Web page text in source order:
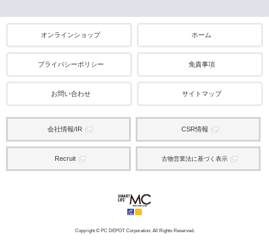
オンラインショップ ホーム
プライバシーポリシー 免責事項
お問い合わせ サイトマップ
会社情報/IR CSR情報
Recruit 古物営業法に基づく表示
Copyright © PC DEPOT Corporation. All Rights Reserved.